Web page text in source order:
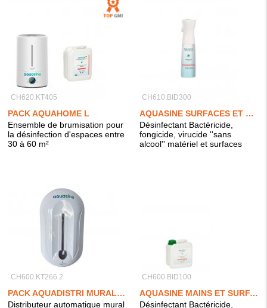
CH620.KT405
PACK AQUAHOME L
Ensemble de brumisation pour
la désinfection d'espaces entre
30 à 60 m²
CH610.BID300
AQUASINE SURFACES ET MATÉRIEL
Désinfectant Bactéricide,
fongicide, virucide ''sans
alcool'' matériel et surfaces
CH600.KT266.2
PACK AQUADISTRI MURAL + AQUASINE MAINS & SURFACES 2L
Distributeur automatique mural
CH600.BID100
AQUASINE MAINS ET SURFACES
Désinfectant Bactéricide,